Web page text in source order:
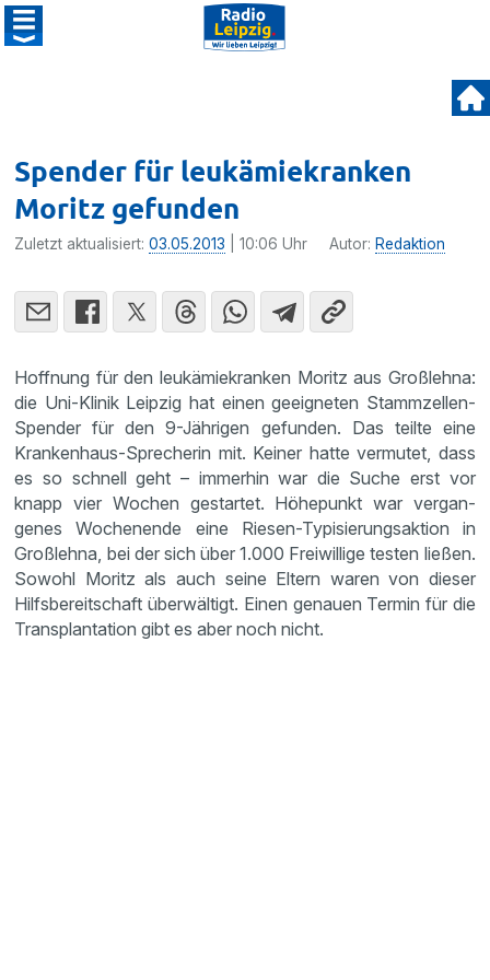
Spender für leukämiekranken
Moritz gefunden
Zuletzt aktualisiert:03.05.2013 | 10:06 Uhr Autor: Redaktion
Hoffnung für den leukämie­kranken Moritz aus Großlehna:
die Uni-Klinik Leipzig hat einen geeig­neten Stamm­zellen-
Spender für den 9-Jährigen gefunden. Das teilte eine
Kranken­haus-Sprecherin mit. Keiner hatte vermutet, dass
es so schnell geht – immerhin war die Suche erst vor
knapp vier Wochen gestartet. Höhepunkt war vergan­
genes Wochen­ende eine Riesen-Typisie­rungs­ak­tion in
Großlehna, bei der sich über 1.000 Freiwil­lige testen ließen.
Sowohl Moritz als auch seine Eltern waren von dieser
Hilfs­be­reit­schaft überwäl­tigt. Einen genauen Termin für die
Trans­plan­ta­tion gibt es aber noch nicht.